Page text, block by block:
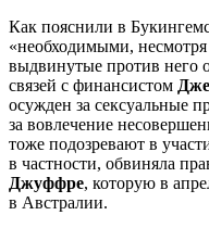
Как пояснили в
«необходимыми,
выдвинутые против него
связей с финансистом
осужден за сексуальные
за вовлечение
тоже подозревают в
в частности, обвиняла
Джуффре, которую в
в Австралии.